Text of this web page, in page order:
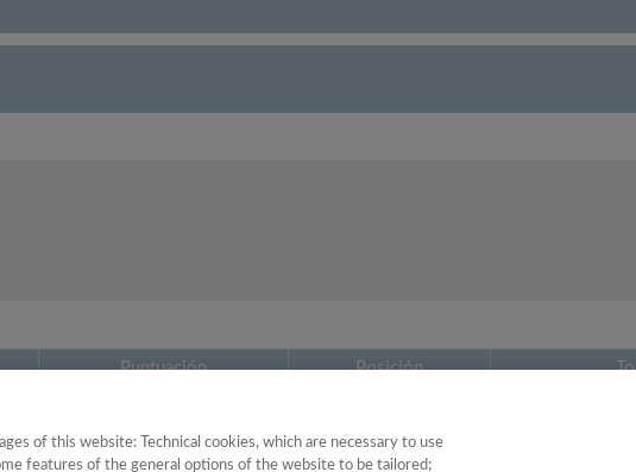
Puntuación Posición
of this website: Technical cookies, which are necessary to use
features of the general options of the website to be tailored;